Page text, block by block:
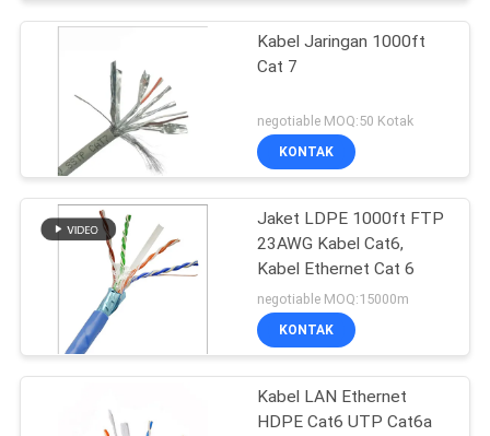
KASUS
SITEMAP
KEBIJAKAN
PRIVASI
Kabel Jaringan 1000ft
Cat 7
negotiable MOQ:50 Kotak
KONTAK
Jaket LDPE 1000ft FTP
23AWG Kabel Cat6,
Kabel Ethernet Cat 6
negotiable MOQ:15000m
KONTAK
Kabel LAN Ethernet
HDPE Cat6 UTP Cat6a